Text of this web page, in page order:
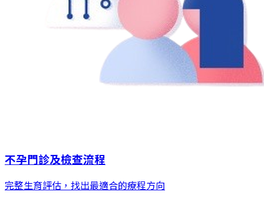
不孕門診及檢查流程
完整生育評估，找出最適合的療程方向